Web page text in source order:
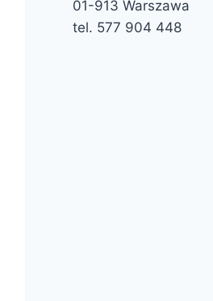
01-913 Warszawa
tel. 577 904 448